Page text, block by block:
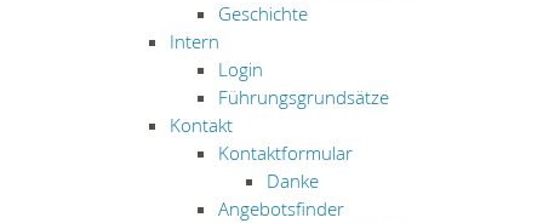
Geschichte
Intern
Login
Führungsgrundsätze
Kontakt
Kontaktformular
Danke
Angebotsfinder